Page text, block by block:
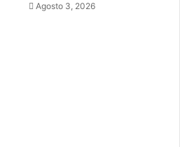
Agosto 3, 2026